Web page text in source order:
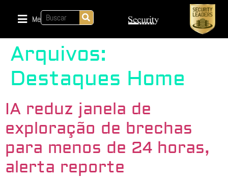
Menu
Arquivos:
Destaques Home
IA reduz janela de
exploração de brechas
para menos de 24 horas,
alerta reporte